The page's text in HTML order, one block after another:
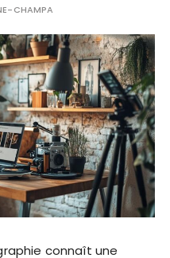
CHAMPA
connaît une